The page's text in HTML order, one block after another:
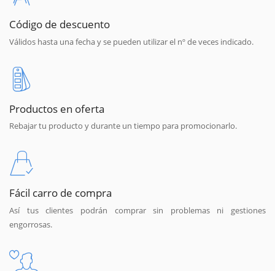
Código de descuento
Válidos hasta una fecha y se pueden utilizar el nº de veces indicado.
Productos en oferta
Rebajar tu producto y durante un tiempo para promocionarlo.
Fácil carro de compra
Así tus clientes podrán comprar sin problemas ni gestiones
engorrosas.